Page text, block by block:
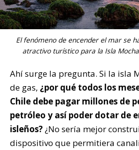
El fenómeno de encender el mar se
atractivo turístico para la Isla
Ahí surge la pregunta. Si la isla
de gas, ¿por qué todos los
Chile debe pagar millones de
petróleo y así poder dotar de
isleños? ¿No sería mejor
dispositivo que permitiera